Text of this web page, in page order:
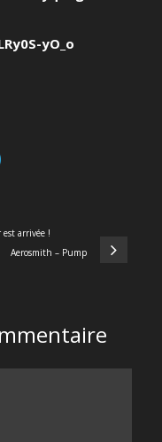
yO_o
est arrivée !
Aerosmith – Pump